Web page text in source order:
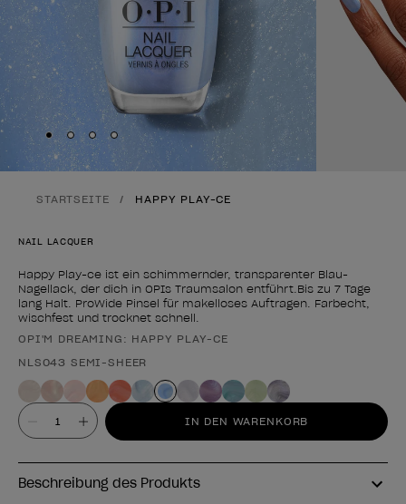
Skip to slide 1
Skip to slide 2
Skip to slide 3
Skip to slide 4
STARTSEITE HAPPY PLAY-CE
NAIL LACQUER
Happy Play-ce ist ein schimmernder, transparenter Blau-
Nagellack, der dich in OPIs Traumsalon entführt.Bis zu 7 Tage
lang Halt. ProWide Pinsel für makelloses Auftragen. Farbecht,
wischfest und trocknet schnell.
Form des Produkts
OPI'M DREAMING: HAPPY PLAY-CE
NLS043 SEMI-SHEER
Wert IN DEN WARENKORB
Beschreibung des Produkts